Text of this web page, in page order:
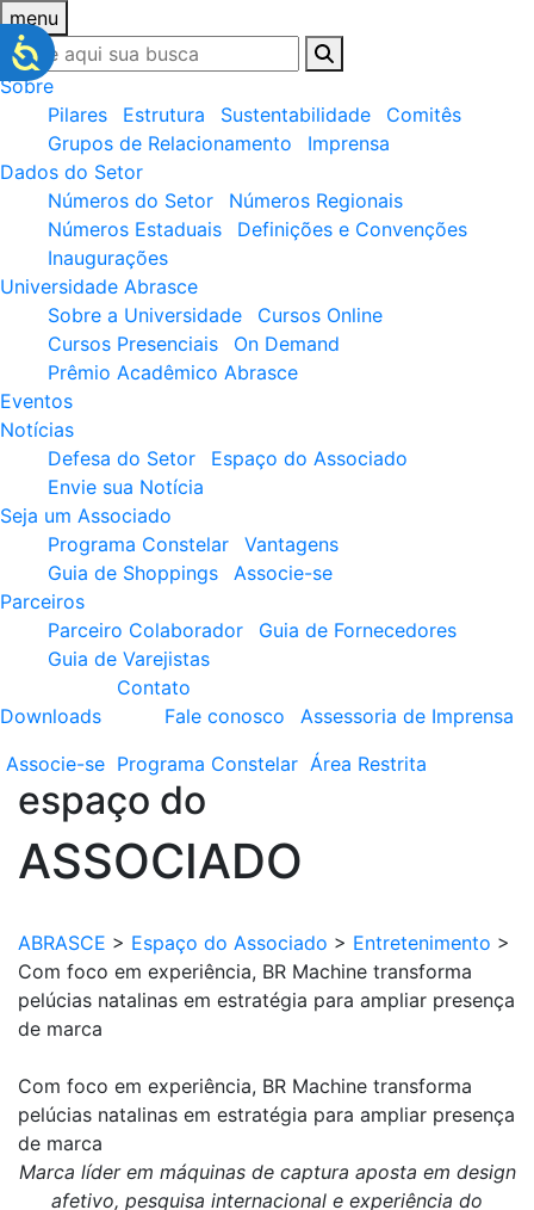
menu
Sobre
Pilares
Estrutura Sustentabilidade
Comitês
Grupos de Relacionamento
Imprensa
Dados do Setor
Números do Setor
Números Regionais
Números Estaduais
Definições e Convenções
Inaugurações
Universidade Abrasce
Sobre a Universidade
Cursos Online
Cursos Presenciais
On Demand
Prêmio Acadêmico Abrasce
Eventos
Notícias
Defesa do Setor
Espaço do Associado
Envie sua Notícia
Seja um Associado
Programa Constelar
Vantagens
Guia de Shoppings
Associe-se
Parceiros
Parceiro Colaborador
Guia de Fornecedores
Guia de Varejistas
Downloads
Contato
Fale conosco
Assessoria de Imprensa
Associe-se Programa Constelar Área Restrita
espaço do
ASSOCIADO
ABRASCE > Espaço do Associado > Entretenimento >
Com foco em experiência, BR Machine transforma
pelúcias natalinas em estratégia para ampliar presença
de marca
Com foco em experiência, BR Machine transforma
pelúcias natalinas em estratégia para ampliar presença
de marca
Marca líder em máquinas de captura aposta em design
afetivo, pesquisa internacional e experiência do